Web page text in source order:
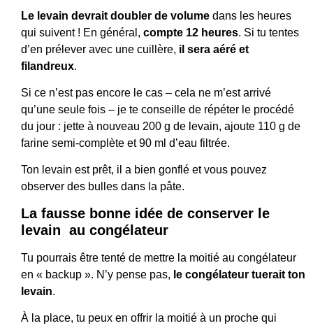
Le levain devrait doubler de volume dans les heures
qui suivent ! En général, compte 12 heures. Si tu tentes
d’en prélever avec une cuillère, il sera aéré et
filandreux.
Si ce n’est pas encore le cas – cela ne m’est arrivé
qu’une seule fois – je te conseille de répéter le procédé
du jour : jette à nouveau 200 g de levain, ajoute 110 g de
farine semi-complète et 90 ml d’eau filtrée.
Ton levain est prêt, il a bien gonflé et vous pouvez
observer des bulles dans la pâte.
La fausse bonne idée de conserver le
levain au congélateur
Tu pourrais être tenté de mettre la moitié au congélateur
en « backup ». N’y pense pas, le congélateur tuerait ton
levain.
À la place, tu peux en offrir la moitié à un proche qui